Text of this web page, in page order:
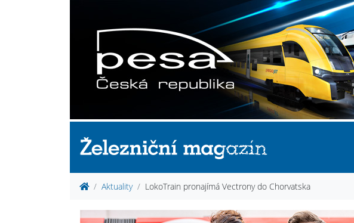
Aktuality LokoTrain pronajímá Vectrony do Chorvatska